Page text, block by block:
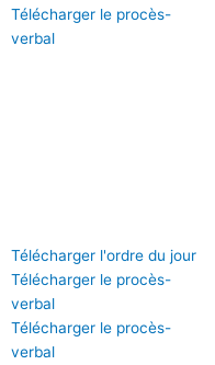
Télécharger le procès-
verbal
Télécharger l'ordre du jour
Télécharger le procès-
verbal
Télécharger le procès-
verbal